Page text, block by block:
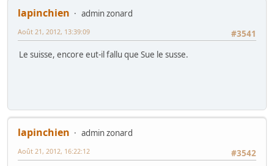
lapinchien
admin zonard
#3541
Août 21, 2012, 13:39:09
Le suisse, encore eut-il fallu que Sue le susse.
lapinchien
admin zonard
#3542
Août 21, 2012, 16:22:12